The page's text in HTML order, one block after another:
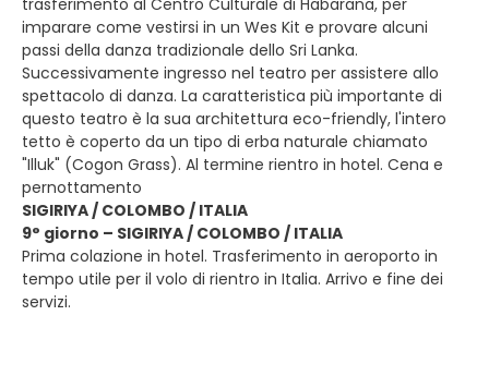
trasferimento al Centro Culturale di Habarana, per
imparare come vestirsi in un Wes Kit e provare alcuni
passi della danza tradizionale dello Sri Lanka.
Successivamente ingresso nel teatro per assistere allo
spettacolo di danza. La caratteristica più importante di
questo teatro è la sua architettura eco-friendly, l'intero
tetto è coperto da un tipo di erba naturale chiamato
"Illuk" (Cogon Grass). Al termine rientro in hotel. Cena e
pernottamento
SIGIRIYA / COLOMBO / ITALIA
9° giorno – SIGIRIYA / COLOMBO / ITALIA
Prima colazione in hotel. Trasferimento in aeroporto in
tempo utile per il volo di rientro in Italia. Arrivo e fine dei
servizi.